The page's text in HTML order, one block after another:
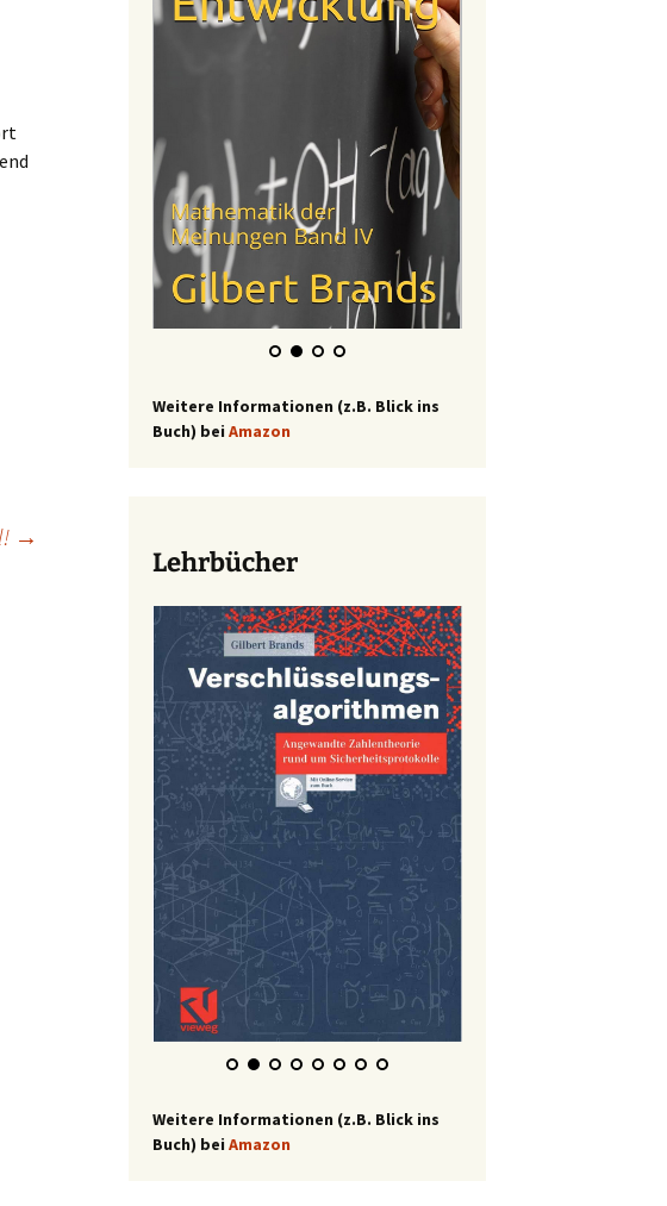
→
Weitere Informationen (z.B. Blick ins
Buch) bei Amazon
Lehrbücher
Weitere Informationen (z.B. Blick ins
Buch) bei Amazon